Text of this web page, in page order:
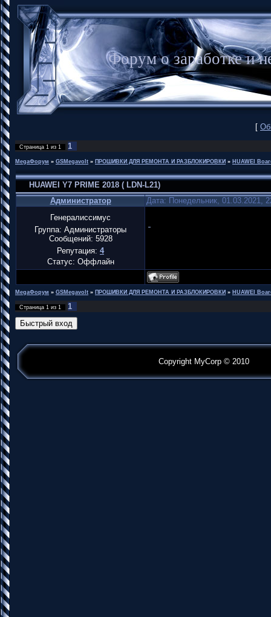
Форум о заработке
[
Страница 1 из 1 1
MegaФорум » GSMegavolt » ПРОШИВКИ ДЛЯ РЕМОНТА И РАЗБЛОКИРОВКИ » HUAWEI
HUAWEI Y7 PRIME 2018 ( LDN-L21)
Администратор
Дата: Понедельник, 01.03.2021,
Генералиссимус
Группа: Администраторы
Сообщений: 5928
Репутация: 4
Статус: Оффлайн
MegaФорум » GSMegavolt » ПРОШИВКИ ДЛЯ РЕМОНТА И РАЗБЛОКИРОВКИ » HUAWEI
Страница 1 из 1 1
Copyright MyCorp © 2010